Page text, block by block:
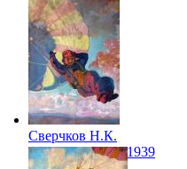
Сверчков Н.К.
Парашютистка. 1939